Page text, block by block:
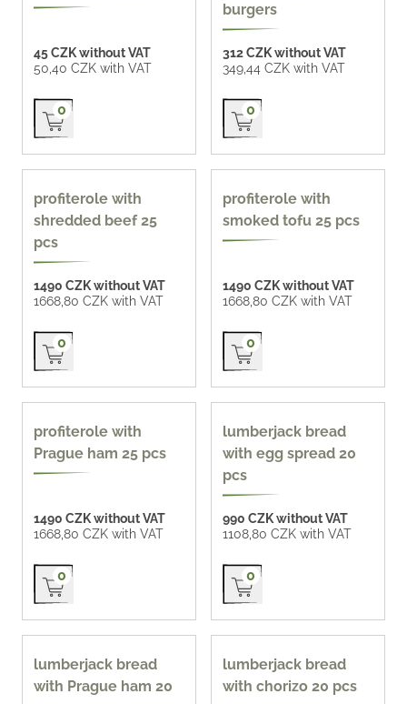
45 CZK without VAT
50,40 CZK with VAT
Přidat do košíku
0
burgers
312 CZK without VAT
349,44 CZK with VAT
Přidat do košíku
0
profiterole with
shredded beef 25
pcs
1490 CZK without VAT
1668,80 CZK with VAT
Přidat do košíku
0
profiterole with
smoked tofu 25 pcs
1490 CZK without VAT
1668,80 CZK with VAT
Přidat do košíku
0
profiterole with
Prague ham 25 pcs
1490 CZK without VAT
1668,80 CZK with VAT
Přidat do košíku
0
lumberjack bread
with egg spread 20
pcs
990 CZK without VAT
1108,80 CZK with VAT
Přidat do košíku
0
lumberjack bread
with Prague ham 20
lumberjack bread
with chorizo 20 pcs